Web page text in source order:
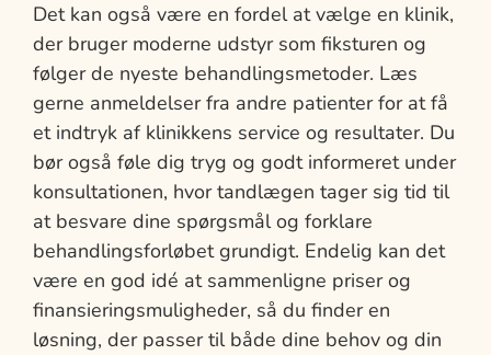
Det kan også være en fordel at vælge en klinik,
der bruger moderne udstyr som fiksturen og
følger de nyeste behandlingsmetoder. Læs
gerne anmeldelser fra andre patienter for at få
et indtryk af klinikkens service og resultater. Du
bør også føle dig tryg og godt informeret under
konsultationen, hvor tandlægen tager sig tid til
at besvare dine spørgsmål og forklare
behandlingsforløbet grundigt. Endelig kan det
være en god idé at sammenligne priser og
finansieringsmuligheder, så du finder en
løsning, der passer til både dine behov og din